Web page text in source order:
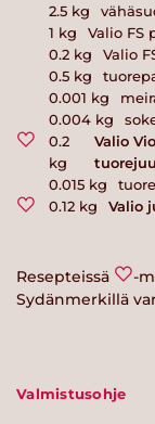
2.5 kg
1 kg
Valio FS
0.2 kg
Valio
0.5 kg
0.001 kg
0.004 kg
0.2
kg
Valio
0.015 kg
0.12 kg Valio
Resepteissä
-
Sydänmerkillä
Valmistusohje